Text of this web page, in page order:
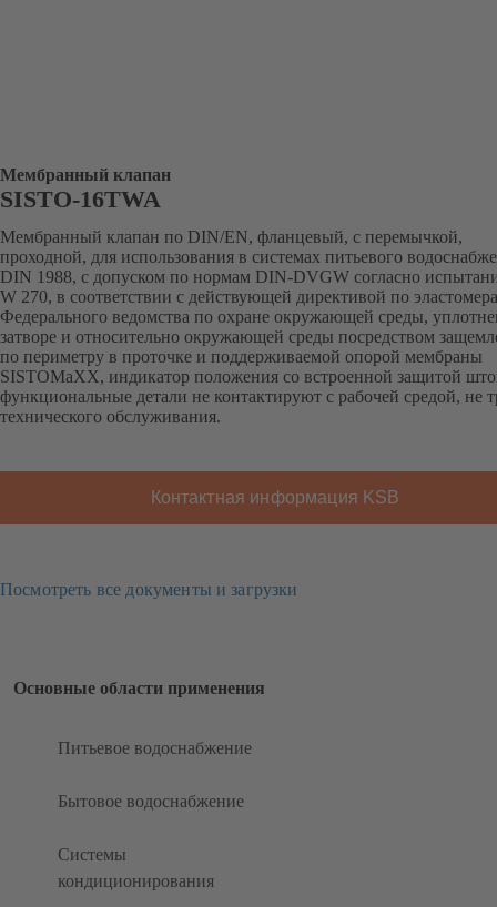
Мембранный клапан
SISTO-16TWA
Мембранный клапан по DIN/EN, фланцевый, с перемычкой,
проходной, для использования в системах питьевого
DIN 1988, с допуском по нормам DIN-DVGW согласно
W 270, в соответствии с действующей директивой по
Федерального ведомства по охране окружающей среды,
затворе и относительно окружающей среды посредством
по периметру в проточке и поддерживаемой опорой мембраны
SISTOMaXX, индикатор положения со встроенной защитой
функциональные детали не контактируют с рабочей средой, не
технического обслуживания.
Контактная информация KSB
Посмотреть все документы и загрузки
Основные области применения
Питьевое водоснабжение
Бытовое водоснабжение
Системы
кондиционирования